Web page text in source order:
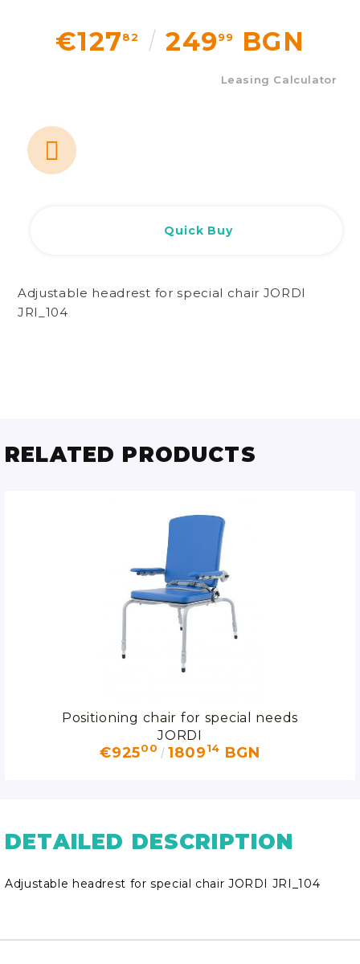
Adjustable headrest for special chair JORDI
JRI_104
€12782 24999 BGN
Leasing Calculator
Quick Buy
RELATED PRODUCTS
Positioning chair for special needs
JORDI
€92500 180914 BGN
DETAILED DESCRIPTION
Adjustable headrest for special chair JORDI JRI_104